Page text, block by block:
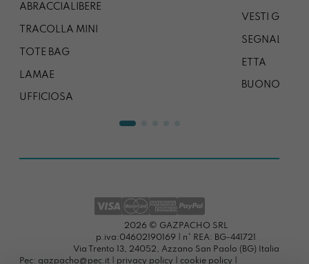
ABRACCIALIBERE
TRACOLLA MINI
TOTE BAG
LAMAE
UFFICIOSA
VESTI
SEGNALIBRO
ETTA
BUONO
2026 © GAZPACHO SRL
p.iva:04602190169 | n° REA: BG-441721
Via Trento 13, 24052, Azzano San Paolo (BG) Italia
Pec: gazpacho@pec.it | privacy policy cookie policy